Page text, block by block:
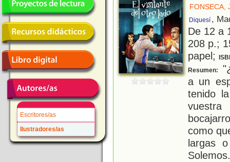
Escritores/as
Ilustradores/as
FONSECA,
Diquesí ,
De 12 a
208 p.;
papel;
Resumen:
a un
tenido
como
largas
Solemos